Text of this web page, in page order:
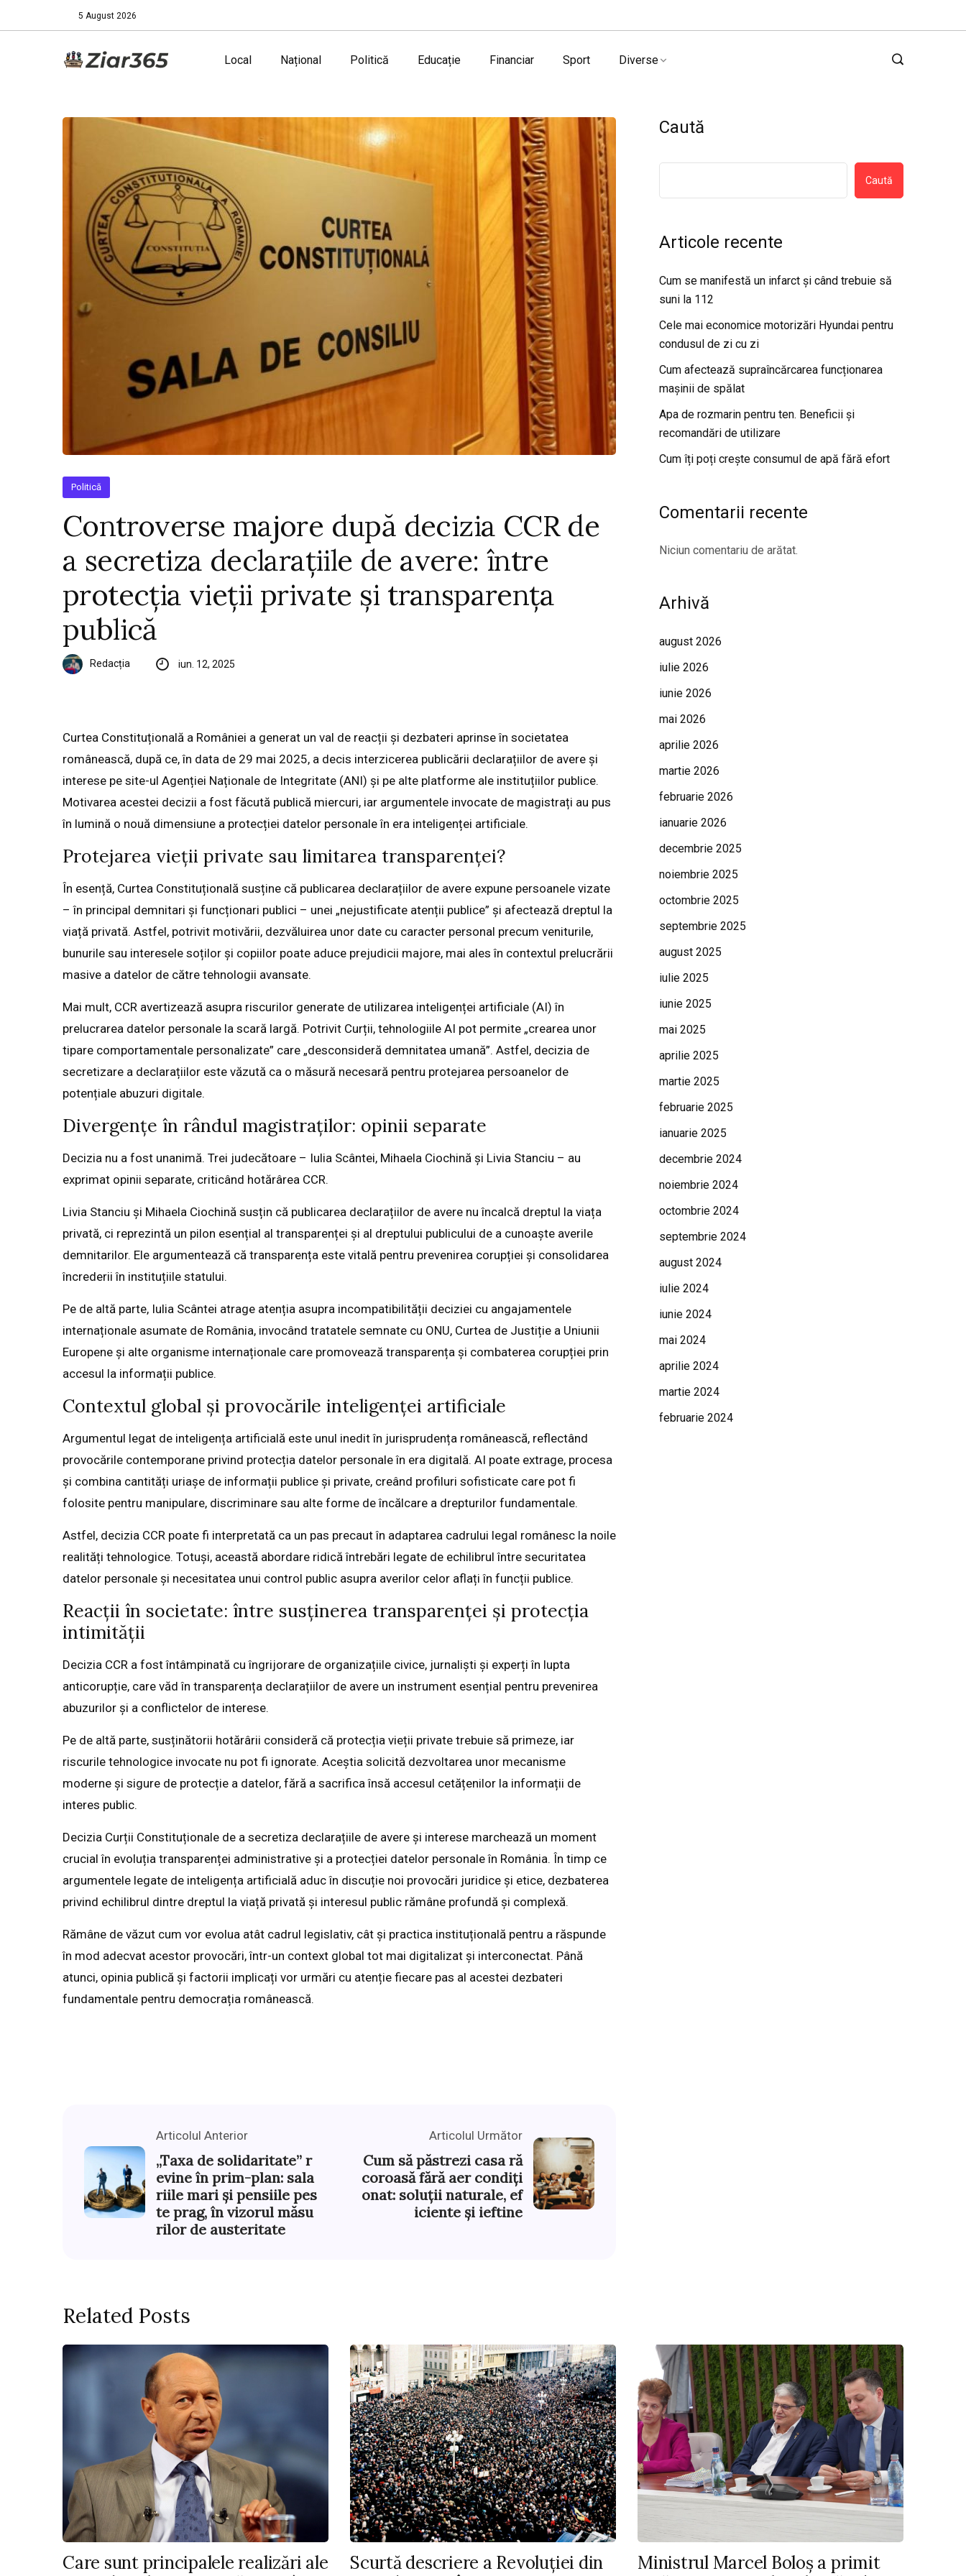
5 August 2026
Local Național Politică Educație Financiar Sport Diverse
Politică
Controverse majore după decizia CCR de
a secretiza declarațiile de avere: între
protecția vieții private și transparența
publică
Redacția iun. 12, 2025
Curtea Constituțională a României a generat un val de reacții și dezbateri aprinse în societatea
românească, după ce, în data de 29 mai 2025, a decis interzicerea publicării declarațiilor de avere și
interese pe site-ul Agenției Naționale de Integritate (ANI) și pe alte platforme ale instituțiilor publice.
Motivarea acestei decizii a fost făcută publică miercuri, iar argumentele invocate de magistrați au pus
în lumină o nouă dimensiune a protecției datelor personale în era inteligenței artificiale.
Protejarea vieții private sau limitarea transparenței?
În esență, Curtea Constituțională susține că publicarea declarațiilor de avere expune persoanele vizate
– în principal demnitari și funcționari publici – unei „nejustificate atenții publice” și afectează dreptul la
viață privată. Astfel, potrivit motivării, dezvăluirea unor date cu caracter personal precum veniturile,
bunurile sau interesele soților și copiilor poate aduce prejudicii majore, mai ales în contextul prelucrării
masive a datelor de către tehnologii avansate.
Mai mult, CCR avertizează asupra riscurilor generate de utilizarea inteligenței artificiale (AI) în
prelucrarea datelor personale la scară largă. Potrivit Curții, tehnologiile AI pot permite „crearea unor
tipare comportamentale personalizate” care „desconsideră demnitatea umană”. Astfel, decizia de
secretizare a declarațiilor este văzută ca o măsură necesară pentru protejarea persoanelor de
potențiale abuzuri digitale.
Divergențe în rândul magistraților: opinii separate
Decizia nu a fost unanimă. Trei judecătoare – Iulia Scântei, Mihaela Ciochină și Livia Stanciu – au
exprimat opinii separate, criticând hotărârea CCR.
Livia Stanciu și Mihaela Ciochină susțin că publicarea declarațiilor de avere nu încalcă dreptul la viața
privată, ci reprezintă un pilon esențial al transparenței și al dreptului publicului de a cunoaște averile
demnitarilor. Ele argumentează că transparența este vitală pentru prevenirea corupției și consolidarea
încrederii în instituțiile statului.
Pe de altă parte, Iulia Scântei atrage atenția asupra incompatibilității deciziei cu angajamentele
internaționale asumate de România, invocând tratatele semnate cu ONU, Curtea de Justiție a Uniunii
Europene și alte organisme internaționale care promovează transparența și combaterea corupției prin
accesul la informații publice.
Contextul global și provocările inteligenței artificiale
Argumentul legat de inteligența artificială este unul inedit în jurisprudența românească, reflectând
provocările contemporane privind protecția datelor personale în era digitală. AI poate extrage, procesa
și combina cantități uriașe de informații publice și private, creând profiluri sofisticate care pot fi
folosite pentru manipulare, discriminare sau alte forme de încălcare a drepturilor fundamentale.
Astfel, decizia CCR poate fi interpretată ca un pas precaut în adaptarea cadrului legal românesc la noile
realități tehnologice. Totuși, această abordare ridică întrebări legate de echilibrul între securitatea
datelor personale și necesitatea unui control public asupra averilor celor aflați în funcții publice.
Reacții în societate: între susținerea transparenței și protecția
intimității
Decizia CCR a fost întâmpinată cu îngrijorare de organizațiile civice, jurnaliști și experți în lupta
anticorupție, care văd în transparența declarațiilor de avere un instrument esențial pentru prevenirea
abuzurilor și a conflictelor de interese.
Pe de altă parte, susținătorii hotărârii consideră că protecția vieții private trebuie să primeze, iar
riscurile tehnologice invocate nu pot fi ignorate. Aceștia solicită dezvoltarea unor mecanisme
moderne și sigure de protecție a datelor, fără a sacrifica însă accesul cetățenilor la informații de
interes public.
Decizia Curții Constituționale de a secretiza declarațiile de avere și interese marchează un moment
crucial în evoluția transparenței administrative și a protecției datelor personale în România. În timp ce
argumentele legate de inteligența artificială aduc în discuție noi provocări juridice și etice, dezbaterea
privind echilibrul dintre dreptul la viață privată și interesul public rămâne profundă și complexă.
Rămâne de văzut cum vor evolua atât cadrul legislativ, cât și practica instituțională pentru a răspunde
în mod adecvat acestor provocări, într-un context global tot mai digitalizat și interconectat. Până
atunci, opinia publică și factorii implicați vor urmări cu atenție fiecare pas al acestei dezbateri
fundamentale pentru democrația românească.
Articolul Anterior
„Taxa de solidaritate” r
evine în prim-plan: sala
riile mari și pensiile pes
te prag, în vizorul măsu
rilor de austeritate
Articolul Următor
Cum să păstrezi casa ră
coroasă fără aer condiți
onat: soluții naturale, ef
iciente și ieftine
Caută
Caută
Articole recente
Cum se manifestă un infarct și când trebuie să
suni la 112
Cele mai economice motorizări Hyundai pentru
condusul de zi cu zi
Cum afectează supraîncărcarea funcționarea
mașinii de spălat
Apa de rozmarin pentru ten. Beneficii și
recomandări de utilizare
Cum îți poți crește consumul de apă fără efort
Comentarii recente
Niciun comentariu de arătat.
Arhivă
august 2026
iulie 2026
iunie 2026
mai 2026
aprilie 2026
martie 2026
februarie 2026
ianuarie 2026
decembrie 2025
noiembrie 2025
octombrie 2025
septembrie 2025
august 2025
iulie 2025
iunie 2025
mai 2025
aprilie 2025
martie 2025
februarie 2025
ianuarie 2025
decembrie 2024
noiembrie 2024
octombrie 2024
septembrie 2024
august 2024
iulie 2024
iunie 2024
mai 2024
aprilie 2024
martie 2024
februarie 2024
Related Posts
Care sunt principalele realizări ale
Scurtă descriere a Revoluției din
Ministrul Marcel Boloș a primit